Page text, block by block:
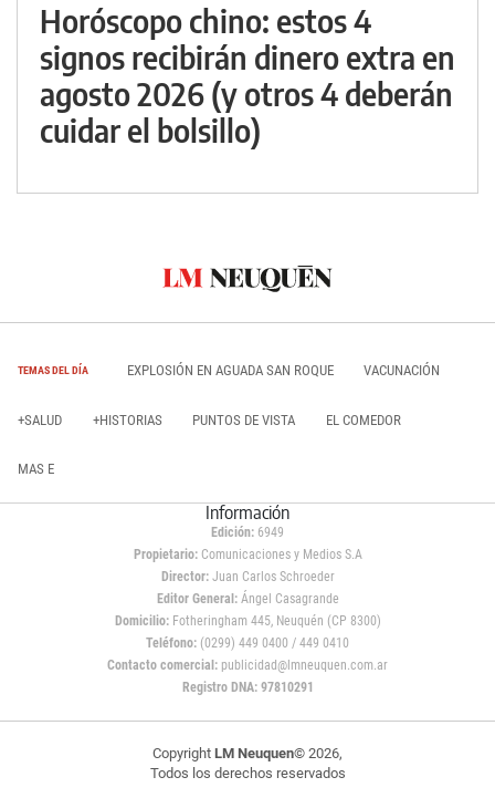
Horóscopo chino: estos 4
signos recibirán dinero extra en
agosto 2026 (y otros 4 deberán
cuidar el bolsillo)
TEMAS DEL DÍA EXPLOSIÓN EN AGUADA SAN ROQUE VACUNACIÓN
+SALUD +HISTORIAS PUNTOS DE VISTA EL COMEDOR
MAS E
Información
Edición: 6949
Propietario:Comunicaciones y Medios S.A
Director: Juan Carlos Schroeder
Editor General:Ángel Casagrande
Domicilio:Fotheringham 445, Neuquén (CP 8300)
Teléfono: (0299) 449 0400 / 449 0410
Contacto comercial: publicidad@lmneuquen.com.ar
Registro DNA: 97810291
Copyright LM Neuquen© 2026,
Todos los derechos reservados